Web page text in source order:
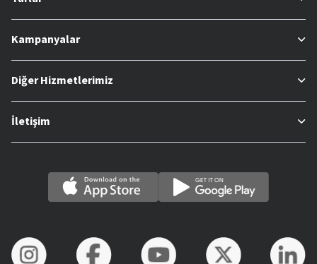
Kampanyalar
Diğer Hizmetlerimiz
İletişim